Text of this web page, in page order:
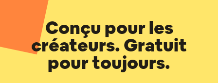
Conçu pour les
créateurs. Gratuit
pour toujours.